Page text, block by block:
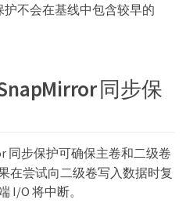
护不会在基线中包含较早的
同步保
同步保护可确保主卷和二级卷
在尝试向二级卷写入数据时复
I/O 将中断。